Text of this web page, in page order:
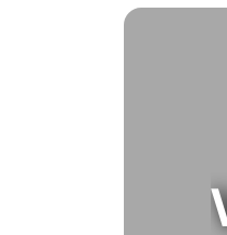
Một số
• Trọng